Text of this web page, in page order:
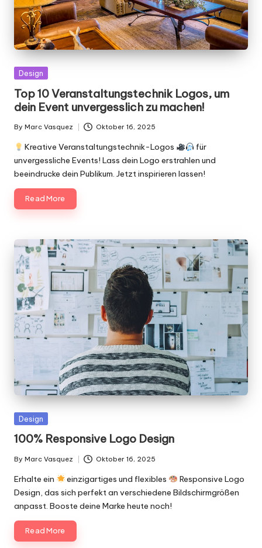
Posted
Design
Top 10 Veranstaltungstechnik Logos, um
dein Event unvergesslich zu machen!
Posted
by
By Marc Vasquez Oktober 16, 2025
Kreative Veranstaltungstechnik-Logos
für
unvergessliche Events! Lass dein Logo erstrahlen und
beeindrucke dein Publikum. Jetzt inspirieren lassen!
Read More
Posted
Design
100% Responsive Logo Design
Posted
by
By Marc Vasquez Oktober 16, 2025
Erhalte ein einzigartiges und flexibles
Responsive Logo
Design, das sich perfekt an verschiedene Bildschirmgrößen
anpasst. Booste deine Marke heute noch!
Read More